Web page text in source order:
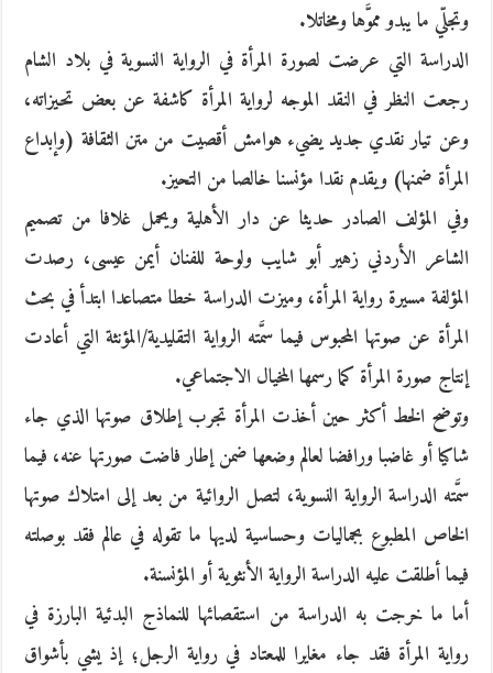
وتجلّي ما يبدو مموَّها ومخاتلا.
الدراسة التي عرضت لصورة المرأة في الرواية النسوية في بلاد الشام
رجعت النظر في النقد الموجه لرواية المرأة كاشفة عن بعض تحيزاته،
وعن تيار نقدي جديد يضيء هوامش أقصيت من متن الثقافة (وإبداع
المرأة ضمنها) ويقدم نقدا مؤنسنا خالصا من التحيز.
وفي المؤلف الصادر حديثا عن دار الأهلية ويحمل غلافا من تصميم
الشاعر الأردني زهير أبو شايب ولوحة للفنان أيمن عيسى، رصدت
المؤلفة مسيرة رواية المرأة، وميزت الدراسة خطا متصاعدا ابتدأ في بحث
المرأة عن صوتها المحبوس فيما سمَّته الرواية التقليدية/المؤنثة التي أعادت
إنتاج صورة المرأة كما رسمها المخيال الاجتماعي.
وتوضح الخط أكثر حين أخذت المرأة تجرب إطلاق صوتها الذي جاء
شاكيا أو غاضبا ورافضا لعالم وضعها ضمن إطار فاضت صورتها عنه، فيما
سمَّته الدراسة الرواية النسوية، لتصل الروائية من بعد إلى امتلاك صوتها
الخاص المطبوع بجماليات وحساسية لديها ما تقوله في عالم فقد بوصلته
فيما أطلقت عليه الدراسة الرواية الأنثوية أو المؤنسنة.
أما ما خرجت به الدراسة من استقصائها للنماذج البدئية البارزة في
رواية المرأة فقد جاء مغايرا للمعتاد في رواية الرجل؛ إذ يشي بأشواق